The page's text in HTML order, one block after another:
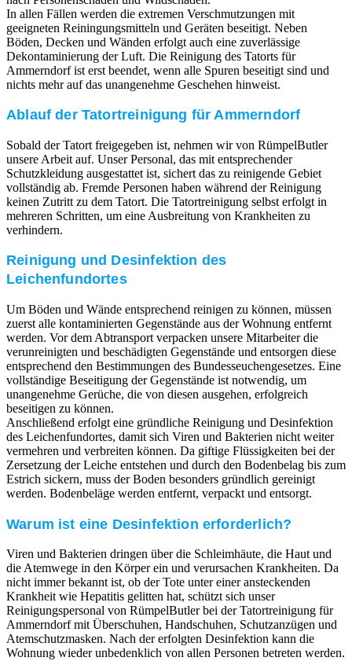
In allen Fällen werden die extremen Verschmutzungen mit
geeigneten Reiningungsmitteln und Geräten beseitigt. Neben
Böden, Decken und Wänden erfolgt auch eine zuverlässige
Dekontaminierung der Luft. Die Reinigung des Tatorts für
Ammerndorf ist erst beendet, wenn alle Spuren beseitigt sind und
nichts mehr auf das unangenehme Geschehen hinweist.
Ablauf der Tatortreinigung für Ammerndorf
Sobald der Tatort freigegeben ist, nehmen wir von RümpelButler
unsere Arbeit auf. Unser Personal, das mit entsprechender
Schutzkleidung ausgestattet ist, sichert das zu reinigende Gebiet
vollständig ab. Fremde Personen haben während der Reinigung
keinen Zutritt zu dem Tatort. Die Tatortreinigung selbst erfolgt in
mehreren Schritten, um eine Ausbreitung von Krankheiten zu
verhindern.
Reinigung und Desinfektion des
Leichenfundortes
Um Böden und Wände entsprechend reinigen zu können, müssen
zuerst alle kontaminierten Gegenstände aus der Wohnung entfernt
werden. Vor dem Abtransport verpacken unsere Mitarbeiter die
verunreinigten und beschädigten Gegenstände und entsorgen diese
entsprechend den Bestimmungen des Bundesseuchengesetzes. Eine
vollständige Beseitigung der Gegenstände ist notwendig, um
unangenehme Gerüche, die von diesen ausgehen, erfolgreich
beseitigen zu können.
Anschließend erfolgt eine gründliche Reinigung und Desinfektion
des Leichenfundortes, damit sich Viren und Bakterien nicht weiter
vermehren und verbreiten können. Da giftige Flüssigkeiten bei der
Zersetzung der Leiche entstehen und durch den Bodenbelag bis zum
Estrich sickern, muss der Boden besonders gründlich gereinigt
werden. Bodenbeläge werden entfernt, verpackt und entsorgt.
Warum ist eine Desinfektion erforderlich?
Viren und Bakterien dringen über die Schleimhäute, die Haut und
die Atemwege in den Körper ein und verursachen Krankheiten. Da
nicht immer bekannt ist, ob der Tote unter einer ansteckenden
Krankheit wie Hepatitis gelitten hat, schützt sich unser
Reinigungspersonal von RümpelButler bei der Tatortreinigung für
Ammerndorf mit Überschuhen, Handschuhen, Schutzanzügen und
Atemschutzmasken. Nach der erfolgten Desinfektion kann die
Wohnung wieder unbedenklich von allen Personen betreten werden.